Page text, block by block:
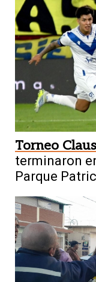
Torneo
terminaron
Parque